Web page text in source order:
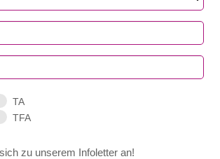
TA
TFA
zu unserem Infoletter an!